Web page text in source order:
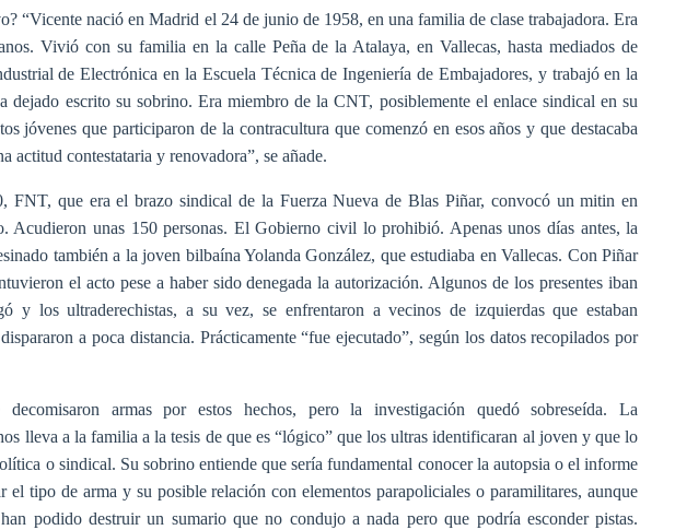
“Vicente nació en Madrid el 24 de junio de 1958, en una familia de clase trabajadora. Era
Vivió con su familia en la calle Peña de la Atalaya, en Vallecas, hasta mediados de
de Electrónica en la Escuela Técnica de Ingeniería de Embajadores, y trabajó en la
dejado escrito su sobrino. Era miembro de la CNT, posiblemente el enlace sindical en su
jóvenes que participaron de la contracultura que comenzó en esos años y que destacaba
actitud contestataria y renovadora”, se añade.
FNT, que era el brazo sindical de la Fuerza Nueva de Blas Piñar, convocó un mitin en
Acudieron unas 150 personas. El Gobierno civil lo prohibió. Apenas unos días antes, la
también a la joven bilbaína Yolanda González, que estudiaba en Vallecas. Con Piñar
el acto pese a haber sido denegada la autorización. Algunos de los presentes iban
y los ultraderechistas, a su vez, se enfrentaron a vecinos de izquierdas que estaban
a poca distancia. Prácticamente “fue ejecutado”, según los datos recopilados por
armas por estos hechos, pero la investigación quedó sobreseída. La
lleva a la familia a la tesis de que es “lógico” que los ultras identificaran al joven y que lo
o sindical. Su sobrino entiende que sería fundamental conocer la autopsia o el informe
el tipo de arma y su posible relación con elementos parapoliciales o paramilitares, aunque
podido destruir un sumario que no condujo a nada pero que podría esconder pistas.